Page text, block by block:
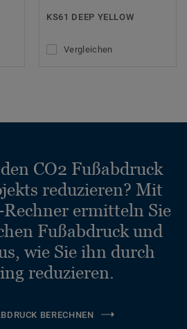
KS61 DEEP YELLOW
Vergleichen
CO2 Fußabdruck
reduzieren? Mit
ermitteln Sie
Fußabdruck und
wie Sie ihn durch
reduzieren.
BERECHNEN